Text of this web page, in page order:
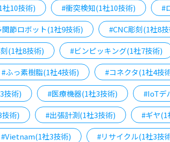
10技術) #衝突検知(1社10技術) #
関節ロボット(1社9技術) #CNC彫刻(1社8
(1社8技術) #ビンピッキング(1社7技術)
#ふっ素樹脂(1社4技術) #コネクタ(1社4技
技術) #医療機器(1社3技術) #IoTデ
術) #出張計測(1社3技術) #ギヤ(1
#Vietnam(1社3技術) #リサイクル(1社3技